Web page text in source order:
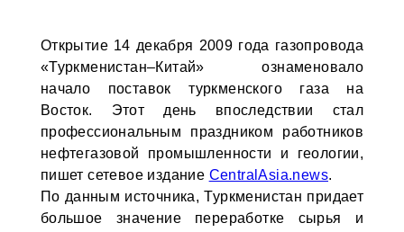
Открытие 14 декабря 2009 года газопровода
«Туркменистан–Китай» ознаменовало
начало поставок туркменского газа на
Восток. Этот день впоследствии стал
профессиональным праздником работников
нефтегазовой промышленности и геологии,
пишет сетевое издание CentralAsia.news.
По данным источника, Туркменистан придает
большое значение переработке сырья и